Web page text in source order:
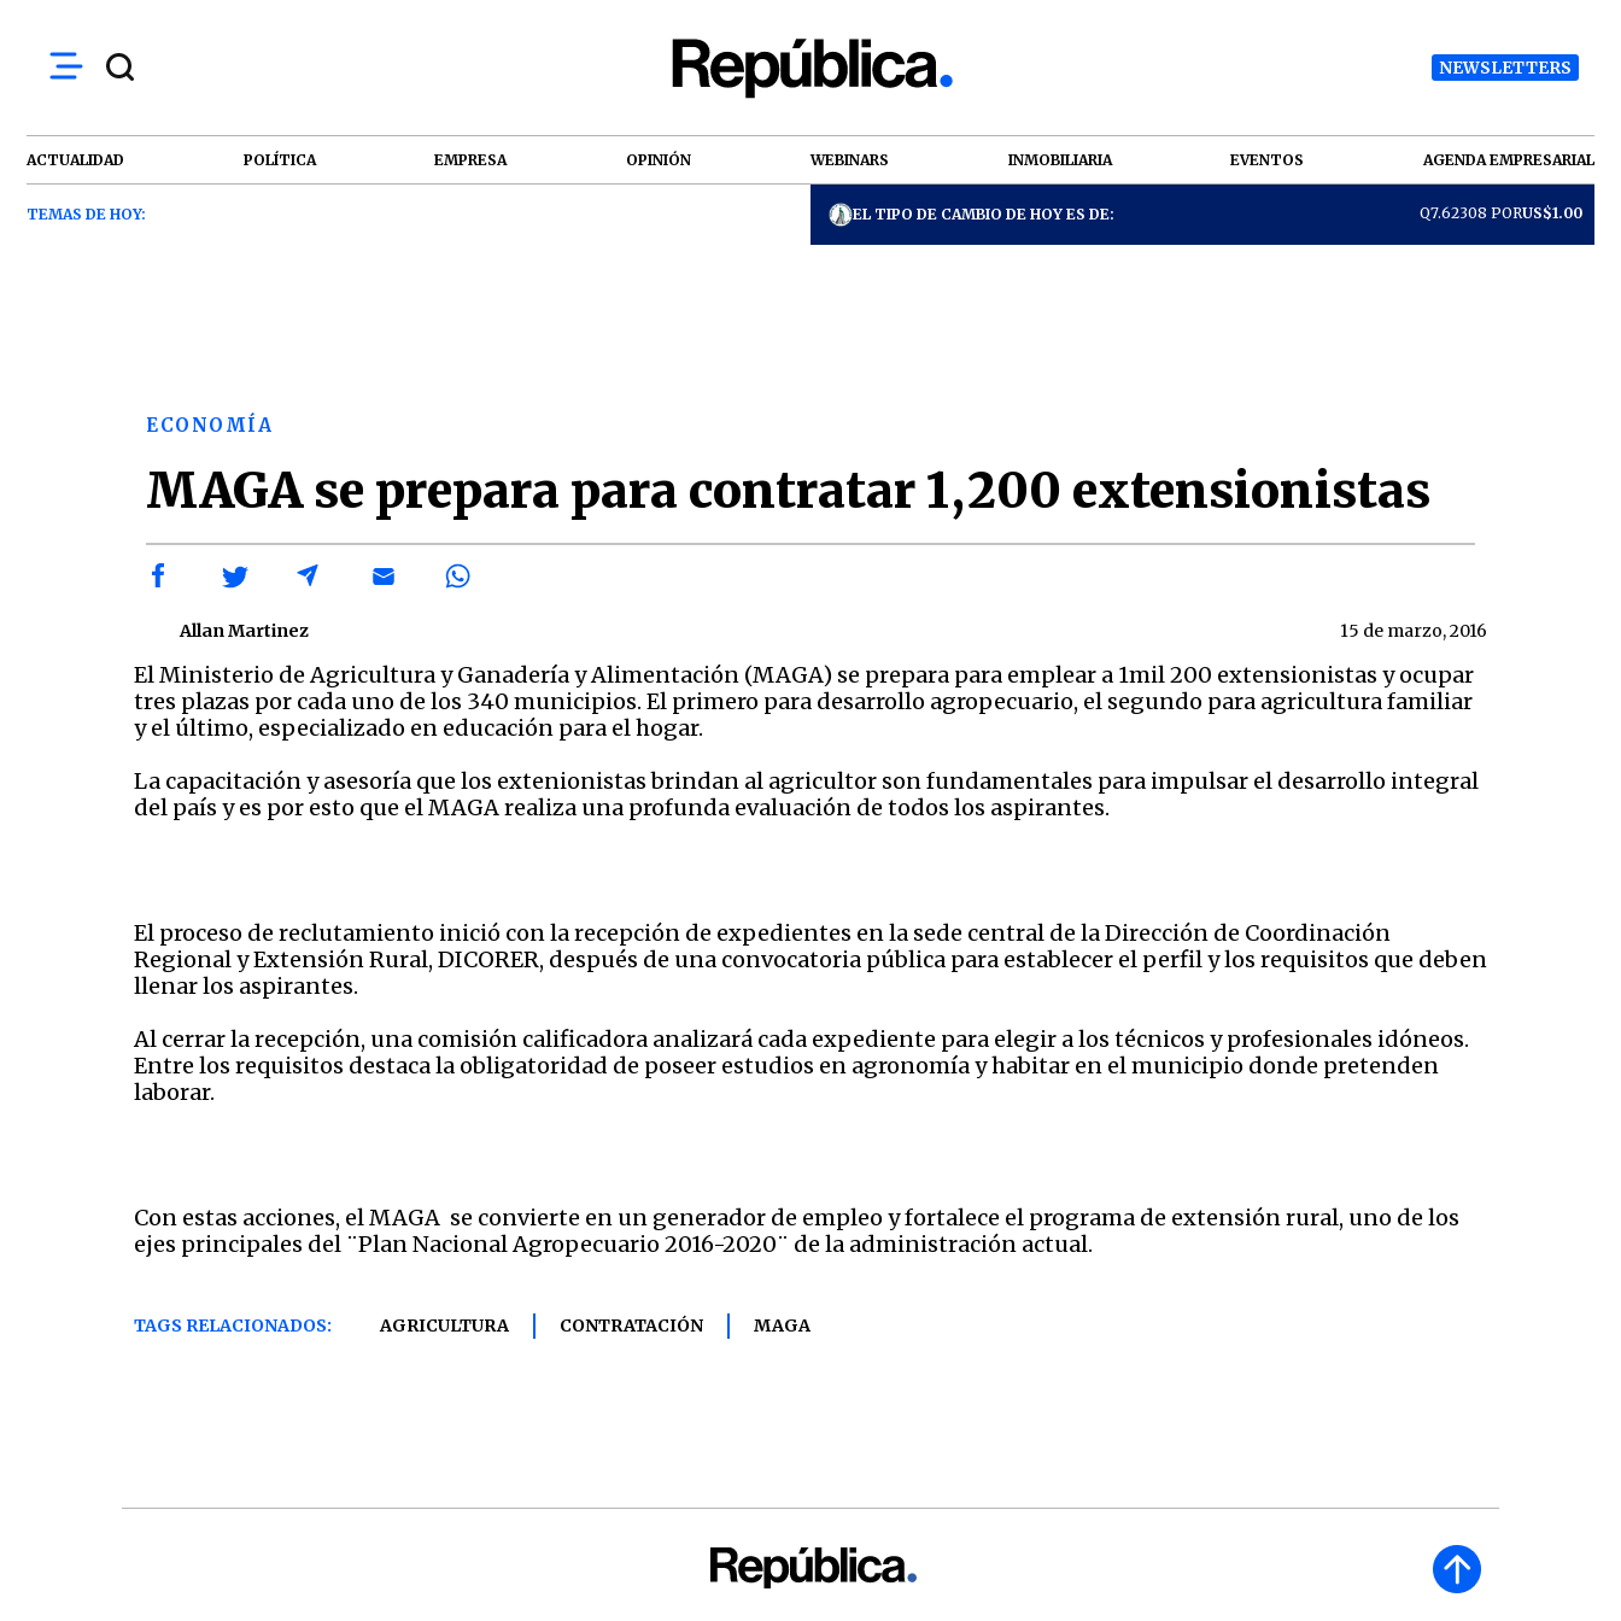
NEWSLETTERS
ACTUALIDAD POLÍTICA EMPRESA OPINIÓN WEBINARS INMOBILIARIA EVENTOS AGENDA EMPRESARIAL
TEMAS DE HOY: EL TIPO DE CAMBIO DE HOY ES DE: Q7.62308 PORUS$1.00
ECONOMÍA
MAGA se prepara para contratar 1,200 extensionistas
Allan Martinez 15 de marzo, 2016
El Ministerio de Agricultura y Ganadería y Alimentación (MAGA) se prepara para emplear a 1mil 200 extensionistas y ocupar
tres plazas por cada uno de los 340 municipios. El primero para desarrollo agropecuario, el segundo para agricultura familiar
y el último, especializado en educación para el hogar.
La capacitación y asesoría que los extenionistas brindan al agricultor son fundamentales para impulsar el desarrollo integral
del país y es por esto que el MAGA realiza una profunda evaluación de todos los aspirantes.
El proceso de reclutamiento inició con la recepción de expedientes en la sede central de la Dirección de Coordinación
Regional y Extensión Rural, DICORER, después de una convocatoria pública para establecer el perfil y los requisitos que deben
llenar los aspirantes.
Al cerrar la recepción, una comisión calificadora analizará cada expediente para elegir a los técnicos y profesionales idóneos.
Entre los requisitos destaca la obligatoridad de poseer estudios en agronomía y habitar en el municipio donde pretenden
laborar.
Con estas acciones, el MAGA se convierte en un generador de empleo y fortalece el programa de extensión rural, uno de los
ejes principales del ¨Plan Nacional Agropecuario 2016-2020¨ de la administración actual.
TAGS RELACIONADOS: AGRICULTURA CONTRATACIÓN MAGA